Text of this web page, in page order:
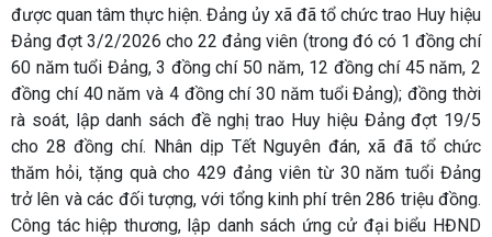
được quan tâm thực hiện. Đảng ủy xã đã tổ chức trao Huy hiệu
Đảng đợt 3/2/2026 cho 22 đảng viên (trong đó có 1 đồng chí
60 năm tuổi Đảng, 3 đồng chí 50 năm, 12 đồng chí 45 năm, 2
đồng chí 40 năm và 4 đồng chí 30 năm tuổi Đảng); đồng thời
rà soát, lập danh sách đề nghị trao Huy hiệu Đảng đợt 19/5
cho 28 đồng chí. Nhân dịp Tết Nguyên đán, xã đã tổ chức
thăm hỏi, tặng quà cho 429 đảng viên từ 30 năm tuổi Đảng
trở lên và các đối tượng, với tổng kinh phí trên 286 triệu đồng.
Công tác hiệp thương, lập danh sách ứng cử đại biểu HĐND